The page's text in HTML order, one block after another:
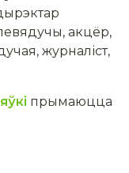
акцёр,
журналіст,
прымаюцца